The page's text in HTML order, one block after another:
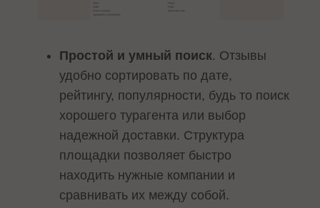
Простой и умный поиск. Отзывы
удобно сортировать по дате,
рейтингу, популярности, будь то поиск
хорошего турагента или выбор
надежной доставки. Структура
площадки позволяет быстро
находить нужные компании и
сравнивать их между собой.